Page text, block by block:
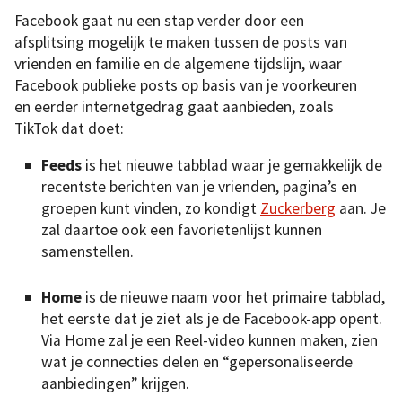
Facebook gaat nu een stap verder door een
afsplitsing mogelijk te maken tussen de posts van
vrienden en familie en de algemene tijdslijn, waar
Facebook publieke posts op basis van je voorkeuren
en eerder internetgedrag gaat aanbieden, zoals
TikTok dat doet:
Feeds is het nieuwe tabblad waar je gemakkelijk de
recentste berichten van je vrienden, pagina’s en
groepen kunt vinden, zo kondigt Zuckerberg aan. Je
zal daartoe ook een favorietenlijst kunnen
samenstellen.
Home is de nieuwe naam voor het primaire tabblad,
het eerste dat je ziet als je de Facebook-app opent.
Via Home zal je een Reel-video kunnen maken, zien
wat je connecties delen en “gepersonaliseerde
aanbiedingen” krijgen.